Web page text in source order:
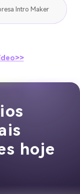
Intro Maker
hoje